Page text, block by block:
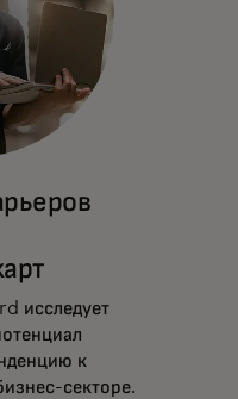
исследует
к
секторе.